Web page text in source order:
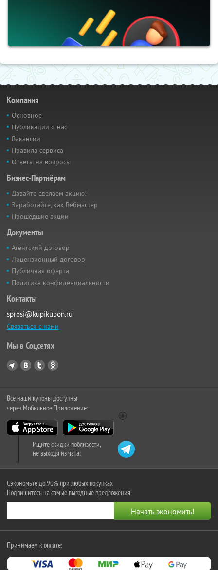
Компания
Основное
Публикации о нас
Вакансии
Правила сервиса
Ответы на вопросы
Бизнес-Партнёрам
Давайте сделаем акцию!
Заработайте, как Вебмастер
Прошедшие акции
Документы
Агентский договор
Лицензионный договор
Публичная оферта
Политика конфиденциальности
Контакты
sprosi@kupikupon.ru
Связаться с нами
Мы в Соцсетях
Все наши купоны доступны
через Мобильное Приложение:
Ищите скидки поблизости,
не выходя из чата:
Сэкономьте до 90% при любых покупках
Подпишитесь на самые выгодные предложения
Принимаем к оплате: